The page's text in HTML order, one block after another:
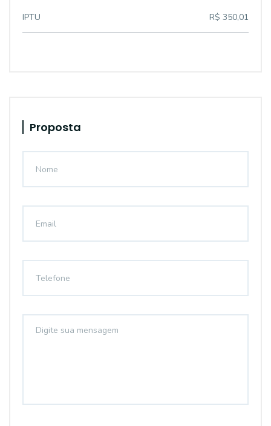
IPTU R$ 350,01
Proposta